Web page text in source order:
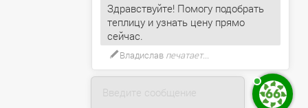
Введите сообщение
Здравствуйте! Помогу подобрать
теплицу и узнать цену прямо
Владиславпечатает...